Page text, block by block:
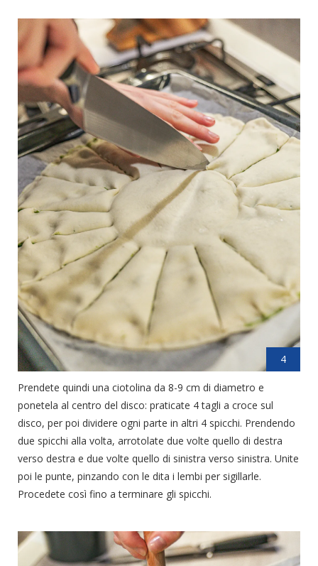
4
Prendete quindi una ciotolina da 8-9 cm di diametro e
ponetela al centro del disco: praticate 4 tagli a croce sul
disco, per poi dividere ogni parte in altri 4 spicchi. Prendendo
due spicchi alla volta, arrotolate due volte quello di destra
verso destra e due volte quello di sinistra verso sinistra. Unite
poi le punte, pinzando con le dita i lembi per sigillarle.
Procedete così fino a terminare gli spicchi.